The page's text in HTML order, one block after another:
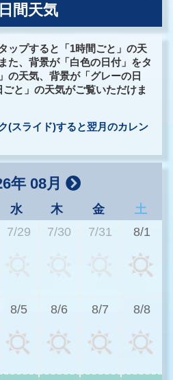
間天気
ップすると「1時間ごと」の天
た、背景が「白色の日付」をタ
の天気、背景が「グレーの日
と」の天気がご覧いただけま
(スライド)すると翌月のカレン
年 08月
水 木 金
土
7/29 7/30 7/31 8/1
8/5 8/6 8/7 8/8